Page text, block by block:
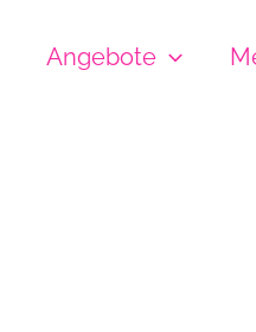
Angebote